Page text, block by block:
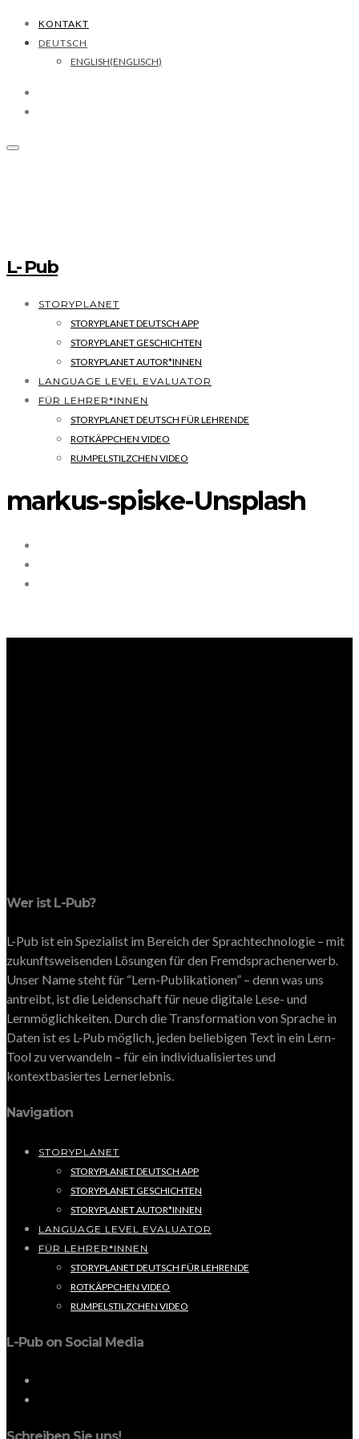
KONTAKT
DEUTSCH
ENGLISH(ENGLISCH)
L- Pub
STORYPLANET
STORYPLANET DEUTSCH APP
STORYPLANET GESCHICHTEN
STORYPLANET AUTOR*INNEN
LANGUAGE LEVEL EVALUATOR
FÜR LEHRER*INNEN
STORYPLANET DEUTSCH FÜR LEHRENDE
ROTKÄPPCHEN VIDEO
RUMPELSTILZCHEN VIDEO
markus-spiske-Unsplash
Wer ist L-Pub?
L-Pub ist ein Spezialist im Bereich der Sprachtechnologie – mit
zukunftsweisenden Lösungen für den Fremdsprachenerwerb.
Unser Name steht für “Lern-Publikationen” – denn was uns
antreibt, ist die Leidenschaft für neue digitale Lese- und
Lernmöglichkeiten. Durch die Transformation von Sprache in
Daten ist es L-Pub möglich, jeden beliebigen Text in ein Lern-
Tool zu verwandeln – für ein individualisiertes und
kontextbasiertes Lernerlebnis.
Navigation
STORYPLANET
STORYPLANET DEUTSCH APP
STORYPLANET GESCHICHTEN
STORYPLANET AUTOR*INNEN
LANGUAGE LEVEL EVALUATOR
FÜR LEHRER*INNEN
STORYPLANET DEUTSCH FÜR LEHRENDE
ROTKÄPPCHEN VIDEO
RUMPELSTILZCHEN VIDEO
L-Pub on Social Media